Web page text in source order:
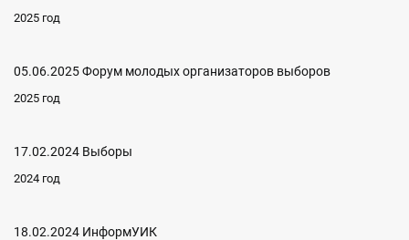
2025 год
05.06.2025 Форум молодых организаторов выборов
2025 год
17.02.2024 Выборы
2024 год
18.02.2024 ИнформУИК